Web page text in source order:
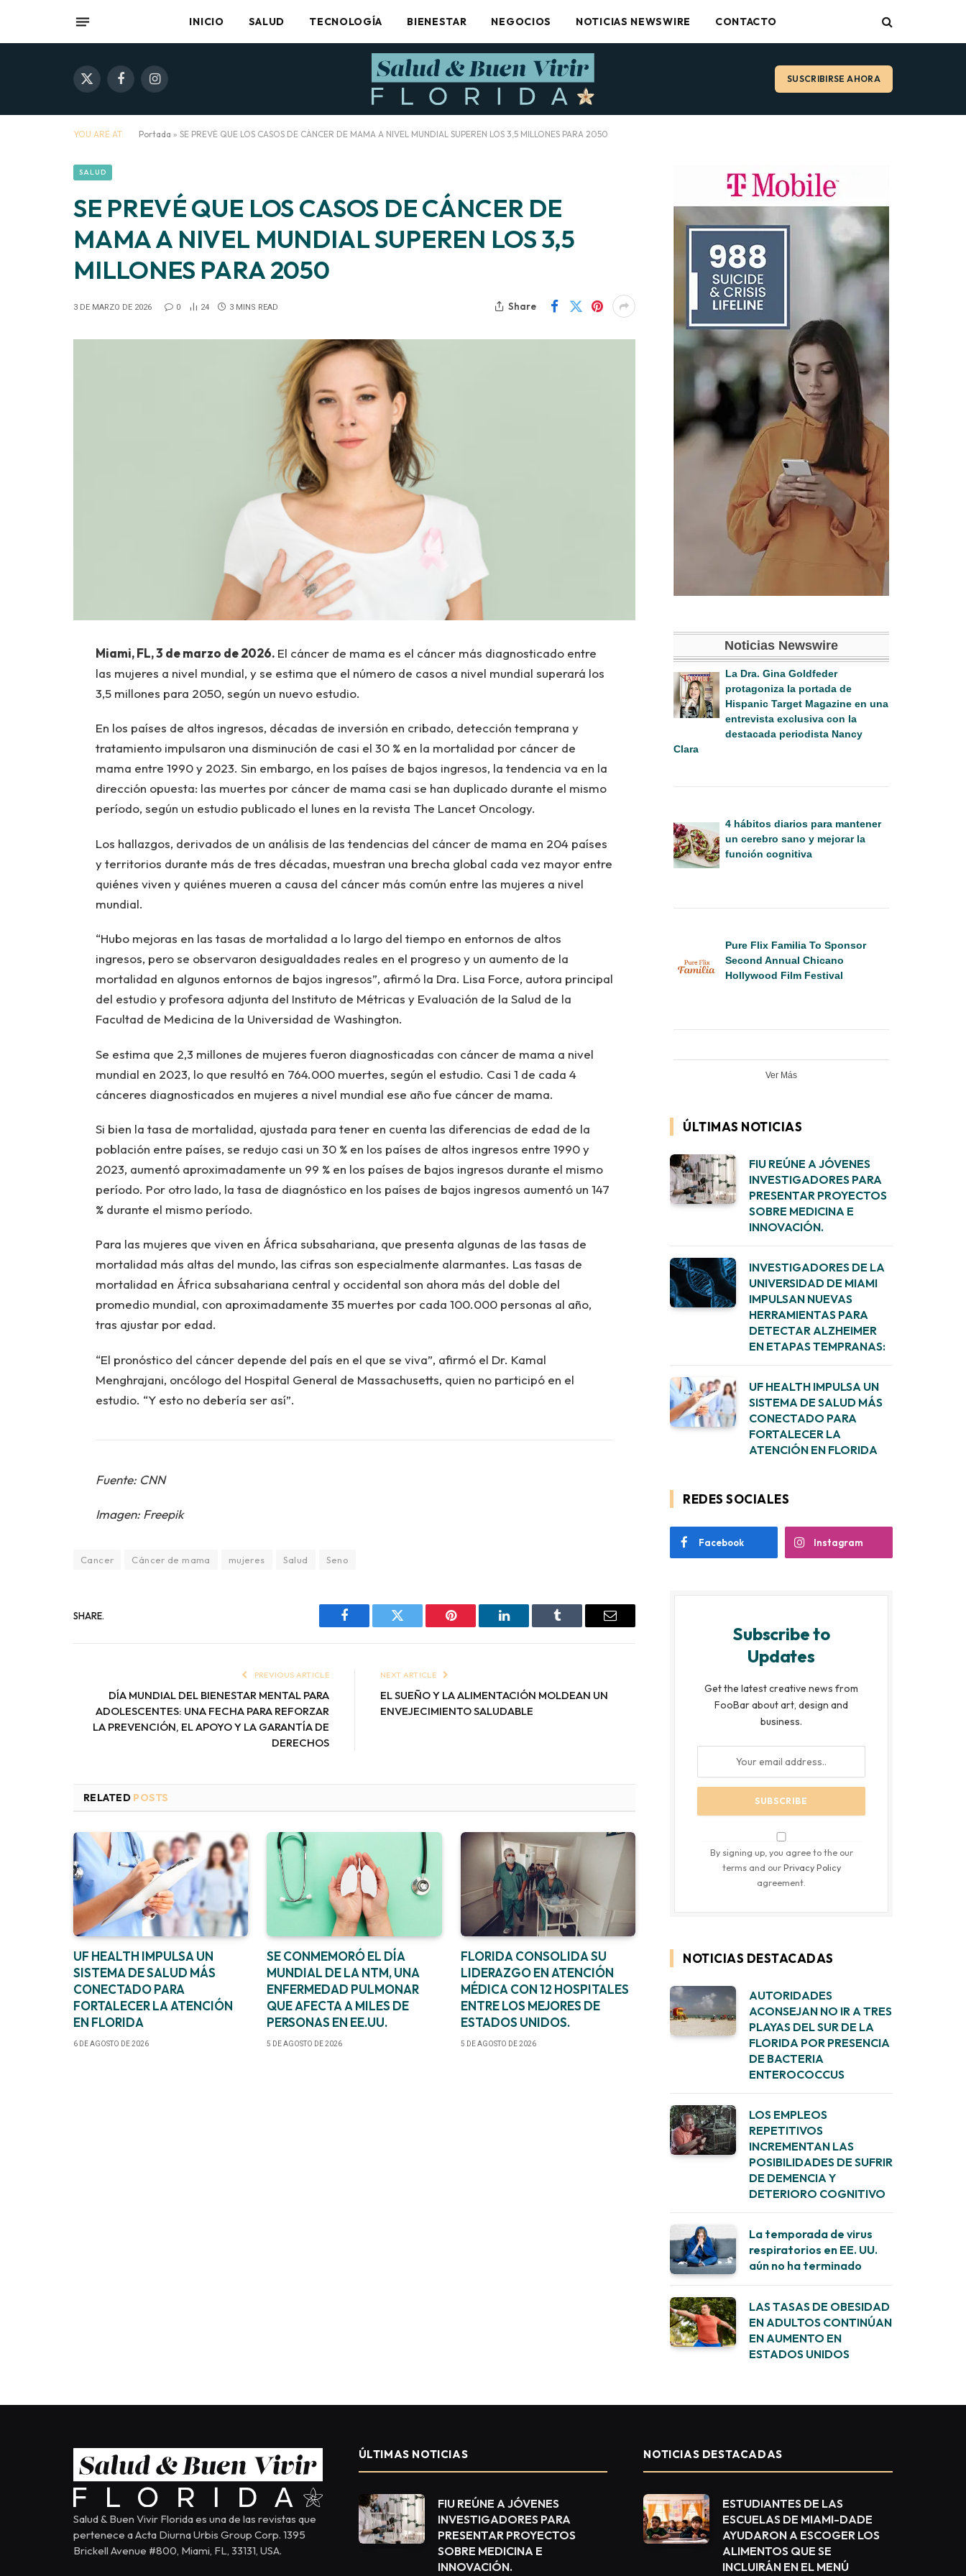
INICIO SALUD TECNOLOGÍA BIENESTAR NEGOCIOS NOTICIAS NEWSWIRE CONTACTO
X
FacebookInstagram SUSCRIBIRSE AHORA
YOU ARE AT: Portada » SE PREVÉ QUE LOS CASOS DE CÁNCER DE MAMA A NIVEL MUNDIAL SUPEREN LOS 3,5 MILLONES PARA 2050
SALUD
SE PREVÉ QUE LOS CASOS DE CÁNCER DE
MAMA A NIVEL MUNDIAL SUPEREN LOS 3,5
MILLONES PARA 2050
3 DE MARZO DE 2026 0 24 3 MINS READ Share
Miami, FL, 3 de marzo de 2026. El cáncer de mama es el cáncer más diagnosticado entre
las mujeres a nivel mundial, y se estima que el número de casos a nivel mundial superará los
3,5 millones para 2050, según un nuevo estudio.
En los países de altos ingresos, décadas de inversión en cribado, detección temprana y
tratamiento impulsaron una disminución de casi el 30 % en la mortalidad por cáncer de
mama entre 1990 y 2023. Sin embargo, en los países de bajos ingresos, la tendencia va en la
dirección opuesta: las muertes por cáncer de mama casi se han duplicado durante el mismo
período, según un estudio publicado el lunes en la revista The Lancet Oncology.
Los hallazgos, derivados de un análisis de las tendencias del cáncer de mama en 204 países
y territorios durante más de tres décadas, muestran una brecha global cada vez mayor entre
quiénes viven y quiénes mueren a causa del cáncer más común entre las mujeres a nivel
mundial.
“Hubo mejoras en las tasas de mortalidad a lo largo del tiempo en entornos de altos
ingresos, pero se observaron desigualdades reales en el progreso y un aumento de la
mortalidad en algunos entornos de bajos ingresos”, afirmó la Dra. Lisa Force, autora principal
del estudio y profesora adjunta del Instituto de Métricas y Evaluación de la Salud de la
Facultad de Medicina de la Universidad de Washington.
Se estima que 2,3 millones de mujeres fueron diagnosticadas con cáncer de mama a nivel
mundial en 2023, lo que resultó en 764.000 muertes, según el estudio. Casi 1 de cada 4
cánceres diagnosticados en mujeres a nivel mundial ese año fue cáncer de mama.
Si bien la tasa de mortalidad, ajustada para tener en cuenta las diferencias de edad de la
población entre países, se redujo casi un 30 % en los países de altos ingresos entre 1990 y
2023, aumentó aproximadamente un 99 % en los países de bajos ingresos durante el mismo
período. Por otro lado, la tasa de diagnóstico en los países de bajos ingresos aumentó un 147
% durante el mismo período.
Para las mujeres que viven en África subsahariana, que presenta algunas de las tasas de
mortalidad más altas del mundo, las cifras son especialmente alarmantes. Las tasas de
mortalidad en África subsahariana central y occidental son ahora más del doble del
promedio mundial, con aproximadamente 35 muertes por cada 100.000 personas al año,
tras ajustar por edad.
“El pronóstico del cáncer depende del país en el que se viva”, afirmó el Dr. Kamal
Menghrajani, oncólogo del Hospital General de Massachusetts, quien no participó en el
estudio. “Y esto no debería ser así”.
Fuente: CNN
Imagen: Freepik
Cancer Cáncer de mama mujeres Salud Seno
SHARE.
Facebook Twitter Pinterest LinkedIn Tumblr Email
PREVIOUS ARTICLE
DÍA MUNDIAL DEL BIENESTAR MENTAL PARA
ADOLESCENTES: UNA FECHA PARA REFORZAR
LA PREVENCIÓN, EL APOYO Y LA GARANTÍA DE
DERECHOS
NEXT ARTICLE
EL SUEÑO Y LA ALIMENTACIÓN MOLDEAN UN
ENVEJECIMIENTO SALUDABLE
RELATED POSTS
UF HEALTH IMPULSA UN
SISTEMA DE SALUD MÁS
CONECTADO PARA
FORTALECER LA ATENCIÓN
EN FLORIDA
6 DE AGOSTO DE 2026
SE CONMEMORÓ EL DÍA
MUNDIAL DE LA NTM, UNA
ENFERMEDAD PULMONAR
QUE AFECTA A MILES DE
PERSONAS EN EE.UU.
5 DE AGOSTO DE 2026
FLORIDA CONSOLIDA SU
LIDERAZGO EN ATENCIÓN
MÉDICA CON 12 HOSPITALES
ENTRE LOS MEJORES DE
ESTADOS UNIDOS.
5 DE AGOSTO DE 2026
Noticias Newswire
La Dra. Gina Goldfeder
protagoniza la portada de
Hispanic Target Magazine en una
entrevista exclusiva con la
destacada periodista Nancy
Clara
4 hábitos diarios para mantener
un cerebro sano y mejorar la
función cognitiva
Pure Flix Familia To Sponsor
Second Annual Chicano
Hollywood Film Festival
Ver Más
ÚLTIMAS NOTICIAS
FIU REÚNE A JÓVENES
INVESTIGADORES PARA
PRESENTAR PROYECTOS
SOBRE MEDICINA E
INNOVACIÓN.
INVESTIGADORES DE LA
UNIVERSIDAD DE MIAMI
IMPULSAN NUEVAS
HERRAMIENTAS PARA
DETECTAR ALZHEIMER
EN ETAPAS TEMPRANAS:
UF HEALTH IMPULSA UN
SISTEMA DE SALUD MÁS
CONECTADO PARA
FORTALECER LA
ATENCIÓN EN FLORIDA
REDES SOCIALES
Facebook Instagram
Subscribe to
Updates
Get the latest creative news from
FooBar about art, design and
business.
By signing up, you agree to the our
terms and ourPrivacy Policy
agreement.
NOTICIAS DESTACADAS
AUTORIDADES
ACONSEJAN NO IR A TRES
PLAYAS DEL SUR DE LA
FLORIDA POR PRESENCIA
DE BACTERIA
ENTEROCOCCUS
LOS EMPLEOS
REPETITIVOS
INCREMENTAN LAS
POSIBILIDADES DE SUFRIR
DE DEMENCIA Y
DETERIORO COGNITIVO
La temporada de virus
respiratorios en EE. UU.
aún no ha terminado
LAS TASAS DE OBESIDAD
EN ADULTOS CONTINÚAN
EN AUMENTO EN
ESTADOS UNIDOS
Salud & Buen Vivir Florida es una de las revistas que
pertenece a Acta Diurna Urbis Group Corp. 1395
Brickell Avenue #800, Miami, FL, 33131, USA.
ÚLTIMAS NOTICIAS
FIU REÚNE A JÓVENES
INVESTIGADORES PARA
PRESENTAR PROYECTOS
SOBRE MEDICINA E
INNOVACIÓN.
NOTICIAS DESTACADAS
ESTUDIANTES DE LAS
ESCUELAS DE MIAMI-DADE
AYUDARON A ESCOGER LOS
ALIMENTOS QUE SE
INCLUIRÁN EN EL MENÚ